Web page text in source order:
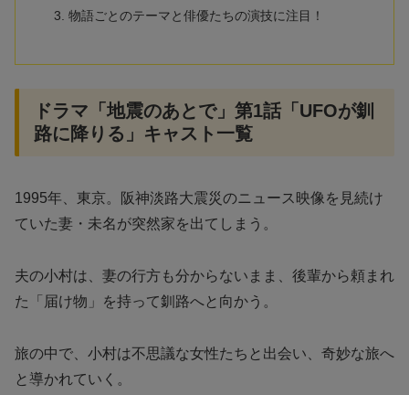
物語ごとのテーマと俳優たちの演技に注目！
ドラマ「地震のあとで」第1話「UFOが釧
路に降りる」キャスト一覧
1995年、東京。阪神淡路大震災のニュース映像を見続け
ていた妻・未名が突然家を出てしまう。
夫の小村は、妻の行方も分からないまま、後輩から頼まれ
た「届け物」を持って釧路へと向かう。
旅の中で、小村は不思議な女性たちと出会い、奇妙な旅へ
と導かれていく。